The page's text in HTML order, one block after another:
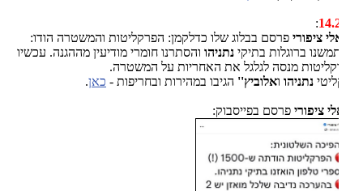
ציפוריפרסם בבלוג שלו כדלקמן: הפרקליטות והמשטרה הודו:
ברוגלות בתיקינתניהווהסתרנו חומרי מודיעין מההגנה. עכשיו
מנסה לגלגל את האחריות על המשטרה.
נתניהוואלוביץ''הגיבו במהירות ובחריפות -כאן.
ציפוריפרסם בפייסבוק: